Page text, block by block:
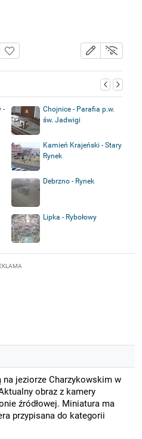
-
Chojnice - Parafia p.w.
św. Jadwigi
Kamień Krajeński - Stary
Rynek
Debrzno - Rynek
Lipka - Rybołowy
jeziorze Charzykowskim w
obraz z kamery
źródłowej. Miniatura ma
przypisana do kategorii